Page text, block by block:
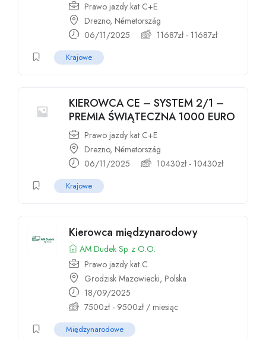
Prawo jazdy kat C+E
Drezno, Németország
06/11/2025
11687zł- 11687zł
Krajowe
KIEROWCA CE – SYSTEM 2/1 –
PREMIA ŚWIĄTECZNA 1000 EURO
Prawo jazdy kat C+E
Drezno, Németország
06/11/2025
10430zł- 10430zł
Krajowe
Kierowca międzynarodowy
AM Dudek Sp. z O.O.
Prawo jazdy kat C
Grodzisk Mazowiecki, Polska
18/09/2025
7500zł- 9500zł/ miesiąc
Międzynarodowe